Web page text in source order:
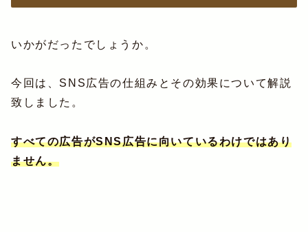
いかがだったでしょうか。
今回は、SNS広告の仕組みとその効果について解説
致しました。
すべての広告がSNS広告に向いているわけではあり
ません。